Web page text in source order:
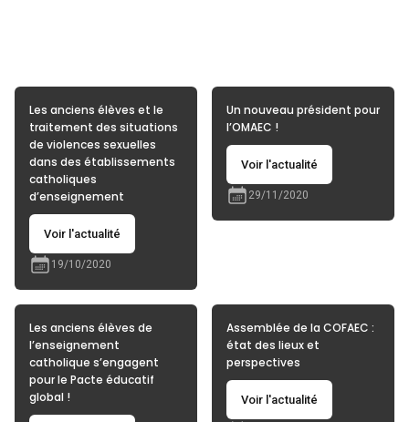
Les anciens élèves et le
traitement des situations
de violences sexuelles
dans des établissements
catholiques
d’enseignement
Voir l'actualité
19/10/2020
Un nouveau président pour
l’OMAEC !
Voir l'actualité
29/11/2020
Les anciens élèves de
l’enseignement
catholique s’engagent
pour le Pacte éducatif
global !
Assemblée de la COFAEC :
état des lieux et
perspectives
Voir l'actualité